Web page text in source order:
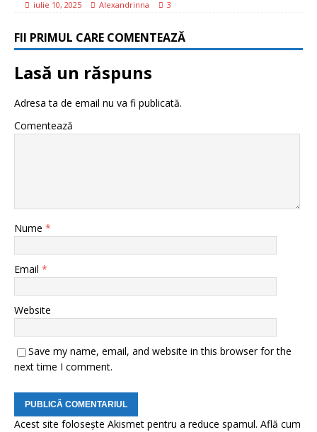
iulie 10, 2025 Alexandrinna 3
FII PRIMUL CARE COMENTEAZĂ
Lasă un răspuns
Adresa ta de email nu va fi publicată.
Comentează
Nume *
Email *
Website
Save my name, email, and website in this browser for the
next time I comment.
Acest site folosește Akismet pentru a reduce spamul. Află cum